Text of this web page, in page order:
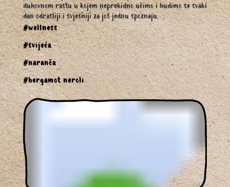
duhovnom rastu u kojem neprekidno učimo i budimo se svaki
dan odrasliji i svjesniji za još jednu spoznaju.
#wellness
#svijeća
#naranča
#bergamot neroli